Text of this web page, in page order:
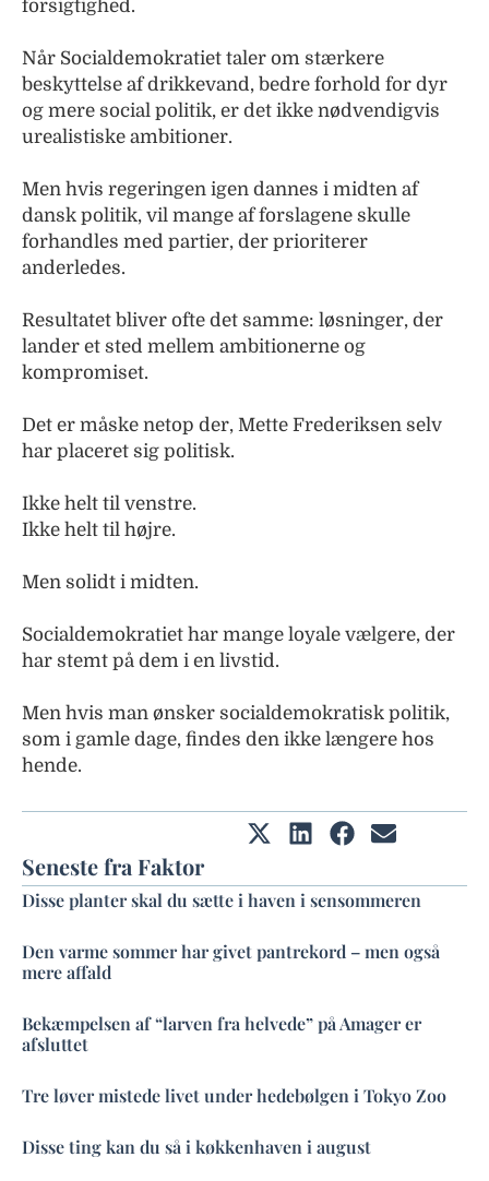
forsigtighed.
Når Socialdemokratiet taler om stærkere
beskyttelse af drikkevand, bedre forhold for dyr
og mere social politik, er det ikke nødvendigvis
urealistiske ambitioner.
Men hvis regeringen igen dannes i midten af
dansk politik, vil mange af forslagene skulle
forhandles med partier, der prioriterer
anderledes.
Resultatet bliver ofte det samme: løsninger, der
lander et sted mellem ambitionerne og
kompromiset.
Det er måske netop der, Mette Frederiksen selv
har placeret sig politisk.
Ikke helt til venstre.
Ikke helt til højre.
Men solidt i midten.
Socialdemokratiet har mange loyale vælgere, der
har stemt på dem i en livstid.
Men hvis man ønsker socialdemokratisk politik,
som i gamle dage, findes den ikke længere hos
hende.
Seneste fra Faktor
Disse planter skal du sætte i haven i sensommeren
Den varme sommer har givet pantrekord – men også
mere affald
Bekæmpelsen af “larven fra helvede” på Amager er
afsluttet
Tre løver mistede livet under hedebølgen i Tokyo Zoo
Disse ting kan du så i køkkenhaven i august